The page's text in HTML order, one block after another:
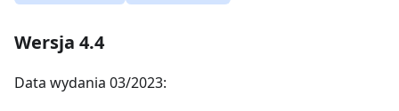
Wersja 4.4
Data wydania 03/2023: